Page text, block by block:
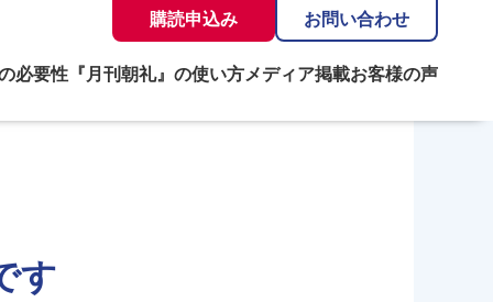
購読申込み お問い合わせ
必要性 『月刊朝礼』の使い方メディア掲載お客様の声
す